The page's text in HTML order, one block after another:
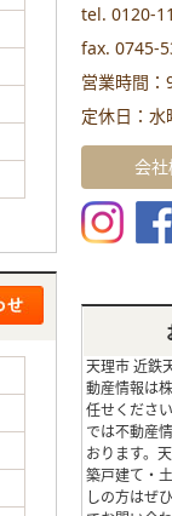
tel. 0120-
fax. 0745-
営業時間
定休日：水
会社
天理市 近鉄
動産情報は
任せくださ
では不動産
おります。
築戸建て・
しの方はぜ